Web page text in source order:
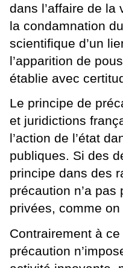
dans l’affaire de la
la condamnation
scientifique d’un
l’apparition de
établie avec
Le principe de
et juridictions
l’action de l’état
publiques. Si des
principe dans des
précaution n’a
privées, comme
Contrairement à
précaution